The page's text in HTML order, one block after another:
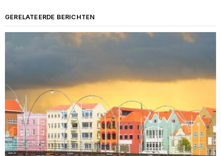
GERELATEERDE BERICHTEN